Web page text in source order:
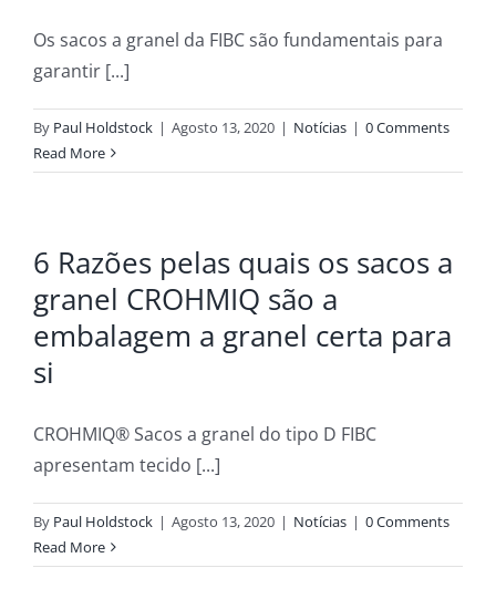
Os sacos a granel da FIBC são fundamentais para
garantir [...]
By Paul Holdstock | Agosto 13, 2020 | Notícias | 0 Comments
Read More
6 Razões pelas quais os sacos a
granel CROHMIQ são a
embalagem a granel certa para
si
CROHMIQ® Sacos a granel do tipo D FIBC
apresentam tecido [...]
By Paul Holdstock | Agosto 13, 2020 | Notícias | 0 Comments
Read More